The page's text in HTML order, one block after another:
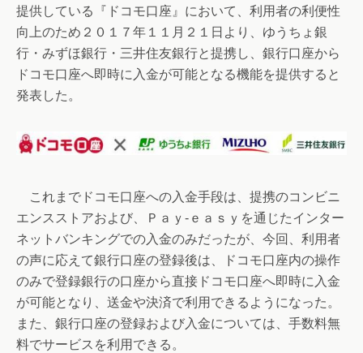
提供している『ドコモ口座』において、利用者の利便性
向上のため２０１７年１１月２１日より、ゆうちょ銀
行・みずほ銀行・三井住友銀行と提携し、銀行口座から
ドコモ口座へ即時に入金が可能となる機能を提供すると
発表した。
これまでドコモ口座への入金手段は、提携のコンビニ
エンスストアおよび、Ｐａｙ‐ｅａｓｙを通じたインター
ネットバンキングでの入金のみだったが、今回、利用者
の声に応えて銀行口座の登録後は、ドコモ口座内の操作
のみで登録銀行の口座から直接ドコモ口座へ即時に入金
が可能となり、送金や決済で利用できるようになった。
また、銀行口座の登録および入金については、手数料無
料でサービスを利用できる。